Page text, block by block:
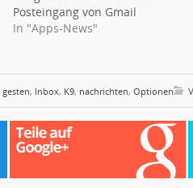
Posteingang von Gmail
In "Apps-News"
gesten, Inbox, K9, nachrichten, Optionen